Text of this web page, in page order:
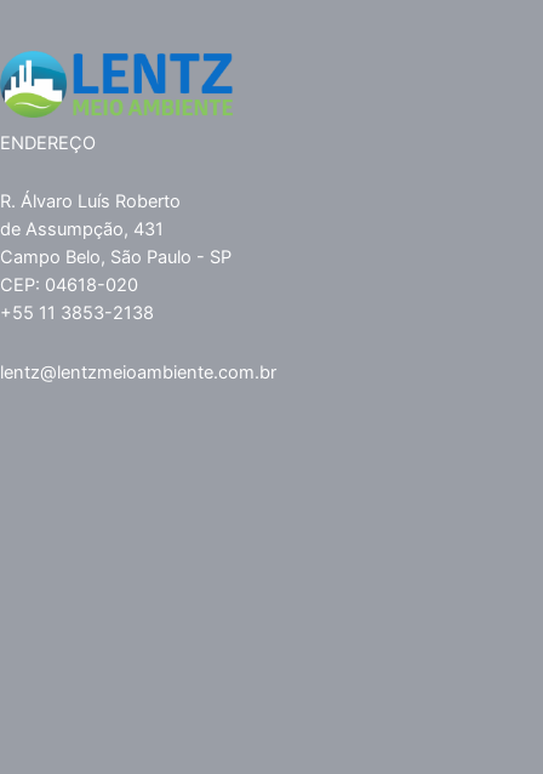
ENDEREÇO
R. Álvaro Luís Roberto
de Assumpção, 431
Campo Belo, São Paulo - SP
CEP: 04618-020
+55 11 3853-2138
lentz@lentzmeioambiente.com.br